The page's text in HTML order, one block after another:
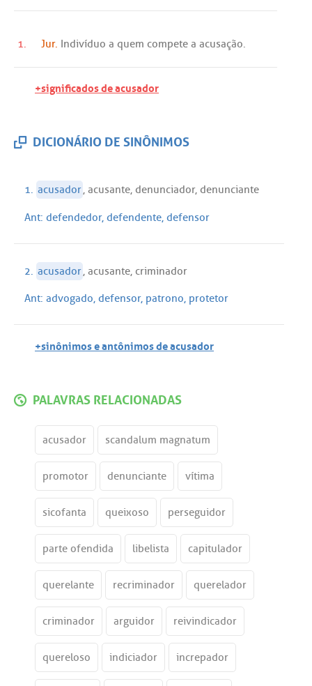
1. Jur. Indivíduo a quem compete a acusação.
+significados de acusador
DICIONÁRIO DE SINÔNIMOS
1. acusador, acusante, denunciador, denunciante
Ant: defendedor, defendente, defensor
2. acusador, acusante, criminador
Ant: advogado, defensor, patrono, protetor
+sinônimos e antônimos de acusador
PALAVRAS RELACIONADAS
acusador scandalum magnatum
promotor denunciante vítima
sicofanta queixoso perseguidor
parte ofendida libelista capitulador
querelante recriminador querelador
criminador arguidor reivindicador
quereloso indiciador increpador